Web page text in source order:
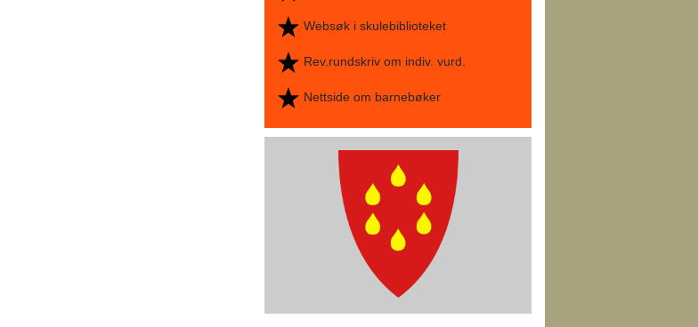
Websøk i skulebiblioteket
Rev.rundskriv om indiv. vurd.
Nettside om barnebøker